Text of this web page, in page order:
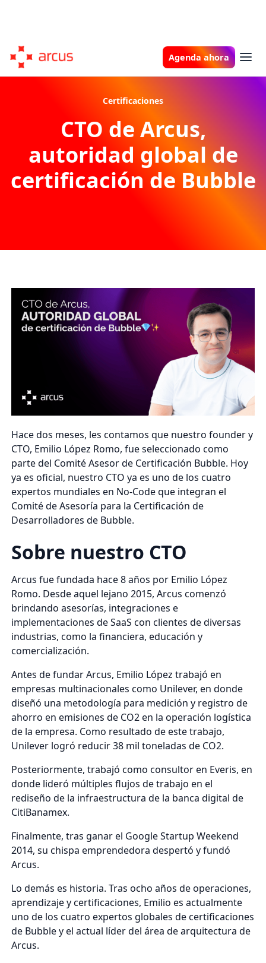
Agenda ahora
Certificaciones
CTO de Arcus,
autoridad global de
certificación de Bubble
Hace dos meses, les contamos que nuestro founder y
CTO, Emilio López Romo, fue seleccionado como
parte del Comité Asesor de Certificación Bubble. Hoy
ya es oficial, nuestro CTO ya es uno de los cuatro
expertos mundiales en No-Code que integran el
Comité de Asesoría para la Certificación de
Desarrolladores de Bubble.
Sobre nuestro CTO
Arcus fue fundada hace 8 años por Emilio López
Romo. Desde aquel lejano 2015, Arcus comenzó
brindando asesorías, integraciones e
implementaciones de SaaS con clientes de diversas
industrias, como la financiera, educación y
comercialización.
Antes de fundar Arcus, Emilio López trabajó en
empresas multinacionales como Unilever, en donde
diseñó una metodología para medición y registro de
ahorro en emisiones de CO2 en la operación logística
de la empresa. Como resultado de este trabajo,
Unilever logró reducir 38 mil toneladas de CO2.
Posteriormente, trabajó como consultor en Everis, en
donde lideró múltiples flujos de trabajo en el
rediseño de la infraestructura de la banca digital de
CitiBanamex.
Finalmente, tras ganar el Google Startup Weekend
2014, su chispa emprendedora despertó y fundó
Arcus.
Lo demás es historia. Tras ocho años de operaciones,
aprendizaje y certificaciones, Emilio es actualmente
uno de los cuatro expertos globales de certificaciones
de Bubble y el actual líder del área de arquitectura de
Arcus.